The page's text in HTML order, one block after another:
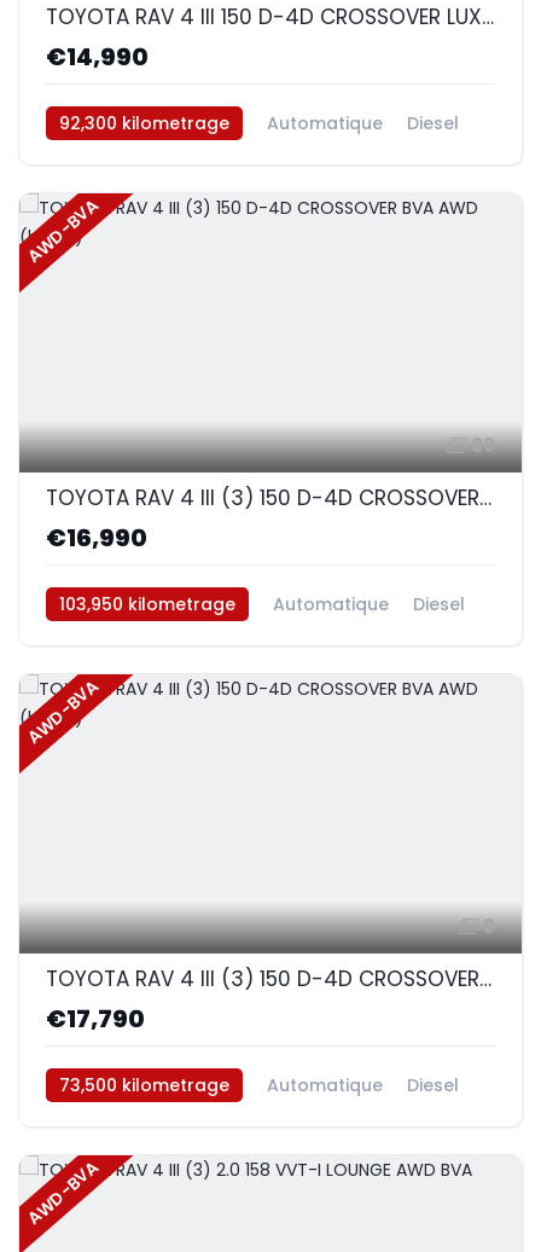
TOYOTA RAV 4 III 150 D-4D CROSSOVER LUXE BVA AWD (Noir)
€14,990
92,300 kilometrage Automatique
Diesel
AWD-BVA
39
TOYOTA RAV 4 III (3) 150 D-4D CROSSOVER BVA AWD (blanc)
€16,990
103,950 kilometrage Automatique
Diesel
AWD-BVA
3
TOYOTA RAV 4 III (3) 150 D-4D CROSSOVER BVA AWD (blanc)
€17,790
73,500 kilometrage Automatique
Diesel
AWD-BVA